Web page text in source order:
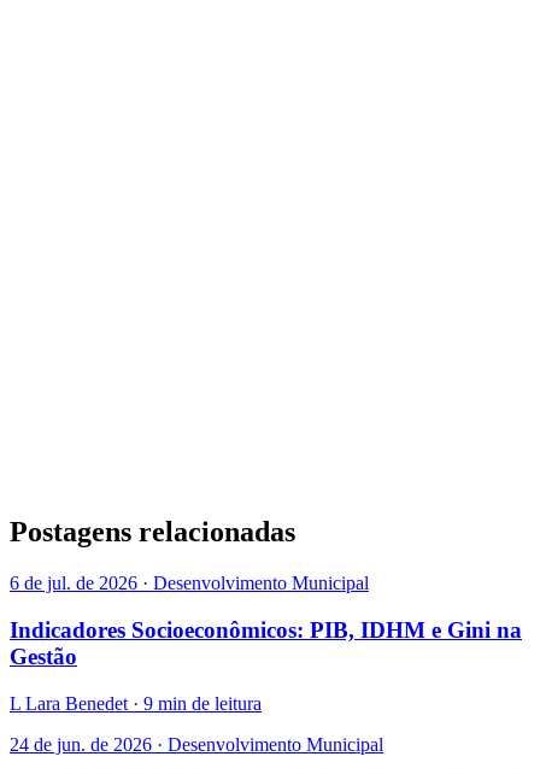
Postagens relacionadas
6 de jul. de 2026 · Desenvolvimento Municipal
Indicadores Socioeconômicos: PIB, IDHM e Gini na
Gestão
L Lara Benedet · 9 min de leitura
24 de jun. de 2026 · Desenvolvimento Municipal